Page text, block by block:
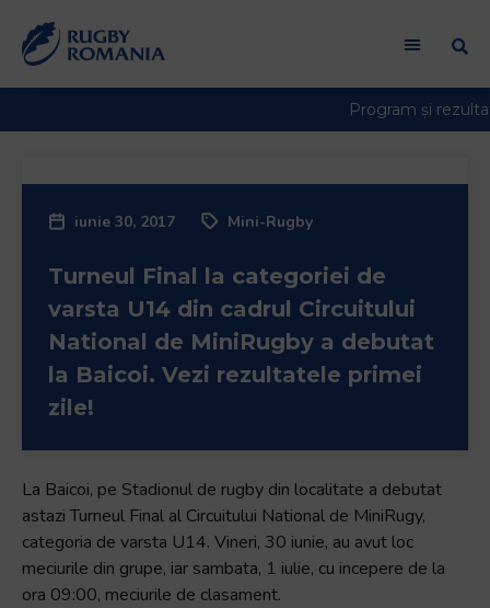
iunie 30, 2017 Mini-Rugby
Turneul Final la categoriei de
varsta U14 din cadrul Circuitului
National de MiniRugby a debutat
la Baicoi. Vezi rezultatele primei
zile!
La Baicoi, pe Stadionul de rugby din localitate a debutat
astazi Turneul Final al Circuitului National de MiniRugy,
categoria de varsta U14. Vineri, 30 iunie, au avut loc
meciurile din grupe, iar sambata, 1 iulie, cu incepere de la
ora 09:00, meciurile de clasament.